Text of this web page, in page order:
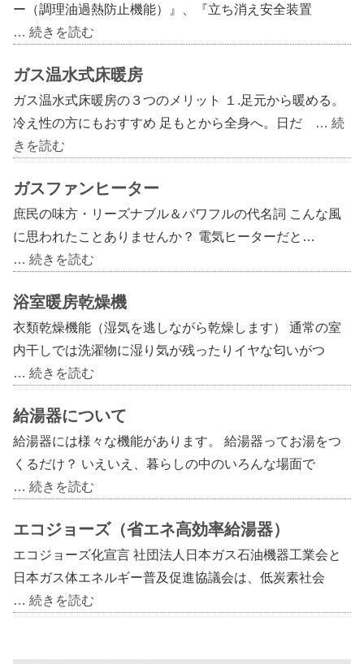
ー（調理油過熱防止機能）』、『立ち消え安全装置
… 続きを読む
ガス温水式床暖房
ガス温水式床暖房の３つのメリット １.足元から暖める。
冷え性の方にもおすすめ 足もとから全身へ。日だ … 続
きを読む
ガスファンヒーター
庶民の味方・リーズナブル＆パワフルの代名詞 こんな風
に思われたことありませんか？ 電気ヒーターだと…
… 続きを読む
浴室暖房乾燥機
衣類乾燥機能（湿気を逃しながら乾燥します） 通常の室
内干しでは洗濯物に湿り気が残ったりイヤな匂いがつ
… 続きを読む
給湯器について
給湯器には様々な機能があります。 給湯器ってお湯をつ
くるだけ？ いえいえ、暮らしの中のいろんな場面で
… 続きを読む
エコジョーズ（省エネ高効率給湯器）
エコジョーズ化宣言 社団法人日本ガス石油機器工業会と
日本ガス体エネルギー普及促進協議会は、低炭素社会
… 続きを読む